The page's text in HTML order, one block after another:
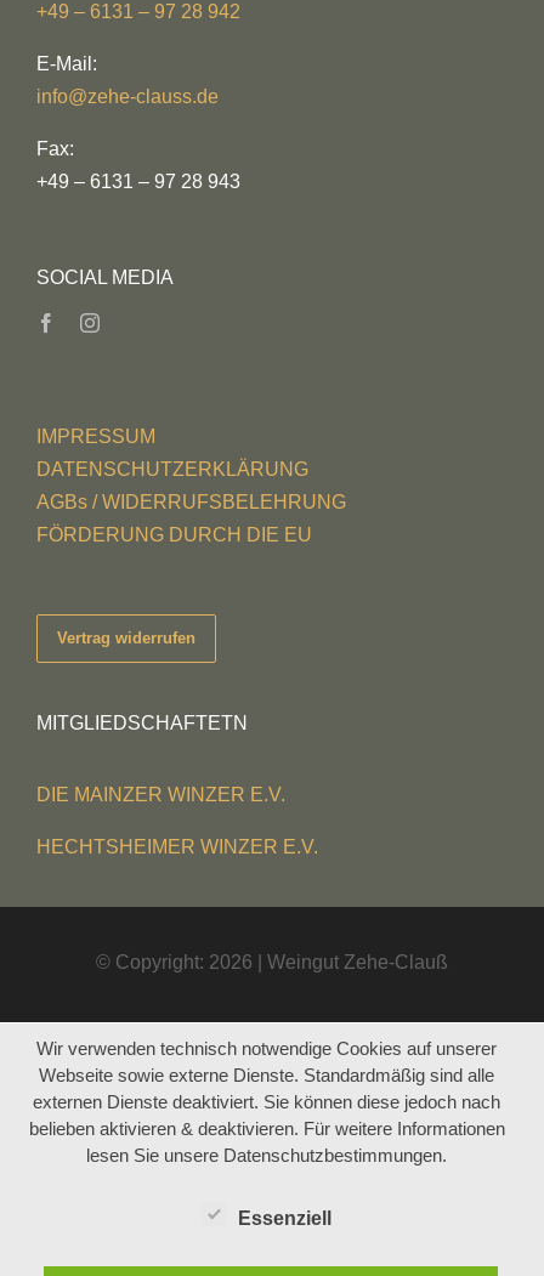
+49 – 6131 – 97 28 942
E-Mail:
info@zehe-clauss.de
Fax:
+49 – 6131 – 97 28 943
SOCIAL MEDIA
IMPRESSUM
DATENSCHUTZERKLÄRUNG
AGBs / WIDERRUFSBELEHRUNG
FÖRDERUNG DURCH DIE EU
Vertrag widerrufen
MITGLIEDSCHAFTETN
DIE MAINZER WINZER E.V.
HECHTSHEIMER WINZER E.V.
© Copyright: 2026 | Weingut Zehe-Clauß
Wir verwenden technisch notwendige Cookies auf unserer
Webseite sowie externe Dienste. Standardmäßig sind alle
externen Dienste deaktiviert. Sie können diese jedoch nach
belieben aktivieren & deaktivieren. Für weitere Informationen
lesen Sie unsere Datenschutzbestimmungen.
Essenziell